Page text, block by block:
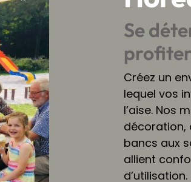
Se
profiter
Créez un
lequel vos
l’aise. Nos
décoration,
bancs aux
allient